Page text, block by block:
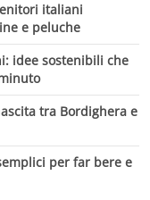
italiani
e peluche
idee sostenibili che
tra Bordighera e
per far bere e